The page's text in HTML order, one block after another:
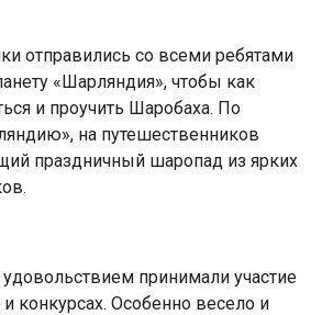
отправились со всеми ребятами
«Шарляндия», чтобы как
и проучить Шаробаха. По
на путешественников
праздничный шаропад из ярких
принимали участие
конкурсах. Особенно весело и